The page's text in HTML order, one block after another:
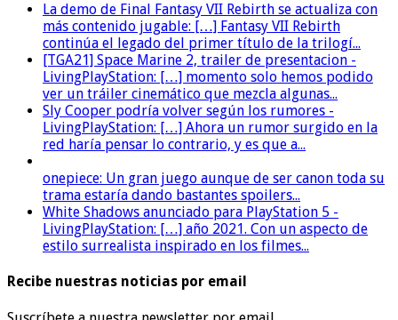
La demo de Final Fantasy VII Rebirth se actualiza con
más contenido jugable: […] Fantasy VII Rebirth
continúa el legado del primer título de la trilogí...
[TGA21] Space Marine 2, trailer de presentacion -
LivingPlayStation: […] momento solo hemos podido
ver un tráiler cinemático que mezcla algunas...
Sly Cooper podría volver según los rumores -
LivingPlayStation: […] Ahora un rumor surgido en la
red haría pensar lo contrario, y es que a...
onepiece: Un gran juego aunque de ser canon toda su
trama estaría dando bastantes spoilers...
White Shadows anunciado para PlayStation 5 -
LivingPlayStation: […] año 2021. Con un aspecto de
estilo surrealista inspirado en los filmes...
Recibe nuestras noticias por email